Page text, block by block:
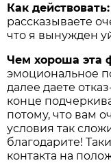
Как действовать:
рассказываете
что я вынужден
Чем хороша эта
эмоциональное
далее даете
конце
потому, что вам
условия так
благодарите!
контакта на